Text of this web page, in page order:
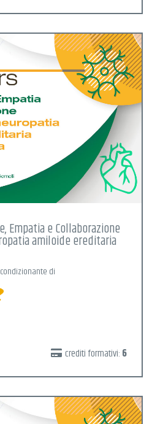
Empatia e Collaborazione
amiloide ereditaria
di
crediti formativi: 6